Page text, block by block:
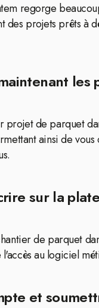
regorge
des projets prêts à
projet de parquet
ainsi de
sur la
de parquet
au logiciel
et